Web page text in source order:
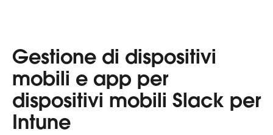
Gestione di dispositivi
mobili e app per
dispositivi mobili Slack per
Intune